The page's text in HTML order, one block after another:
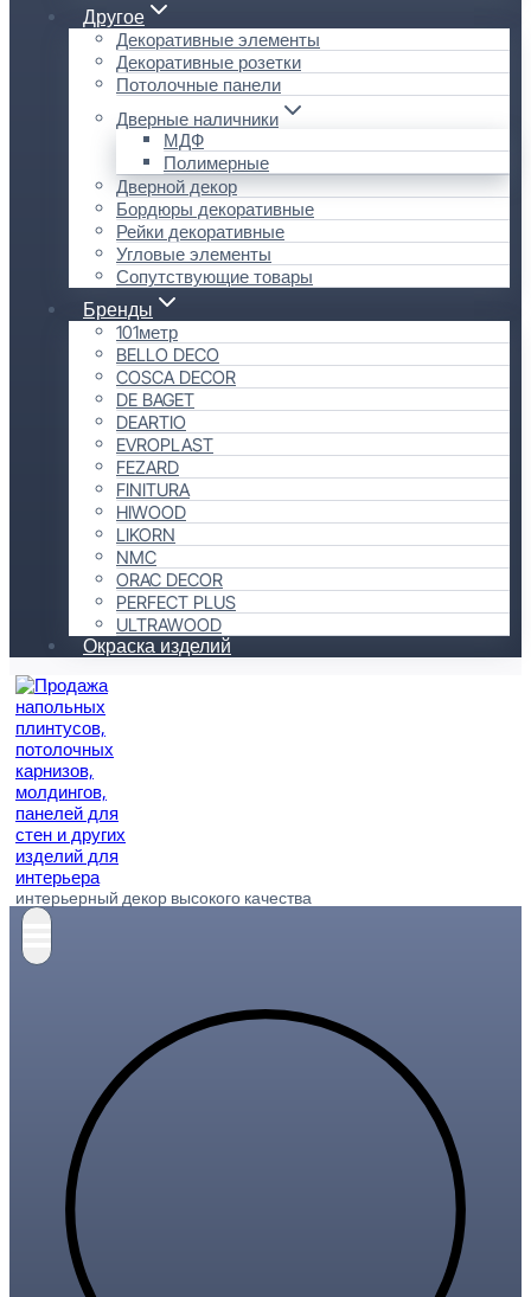
Другое
Декоративные элементы
Декоративные розетки
Потолочные панели
Дверные наличники
МДФ
Полимерные
Дверной декор
Бордюры декоративные
Рейки декоративные
Угловые элементы
Сопутствующие товары
Бренды
101метр
BELLO DECO
COSCA DECOR
DE BAGET
DEARTIO
EVROPLAST
FEZARD
FINITURA
HIWOOD
LIKORN
NMC
ORAC DECOR
PERFECT PLUS
ULTRAWOOD
Окраска изделий
интерьерный декор высокого качества